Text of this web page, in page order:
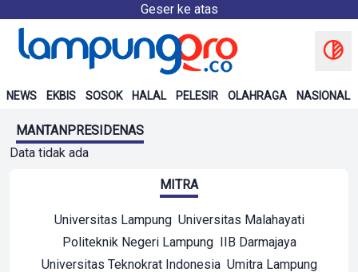
Geser ke atas
NEWS EKBIS SOSOK HALAL PELESIR OLAHRAGA NASIONAL
MANTANPRESIDENAS
Data tidak ada
MITRA
Universitas Lampung Universitas Malahayati
Politeknik Negeri Lampung IIB Darmajaya
Universitas Teknokrat Indonesia Umitra Lampung